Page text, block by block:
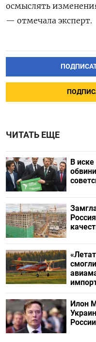
осмыслять
— отмечала эксперт.
ЧИТАТЬ ЕЩЕ
В
Илон
России